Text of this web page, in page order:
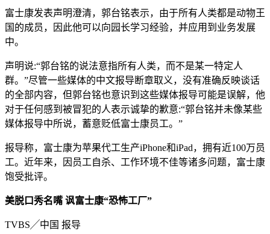
富士康发表声明澄清，郭台铭表示，由于所有人类都是动物王
国的成员，因此他可以向园长学习经验，并应用到业务发展
中。
声明说:“郭台铭的说法意指所有人类，而不是某一特定人
群。”尽管一些媒体的中文报导断章取义，没有准确反映谈话
的全部内容，但郭台铭也意识到这些媒体报导可能是误解，他
对于任何感到被冒犯的人表示诚挚的歉意:“郭台铭并未像某些
媒体报导中所说，蓄意贬低富士康员工。”
报导称，富士康为苹果代工生产iPhone和iPad，拥有近100万员
工。近年来，因员工自杀、工作环境不佳等诸多问题，富士康
饱受批评。
美脱口秀名嘴 讽富士康“恐怖工厂”
TVBS╱中国 报导